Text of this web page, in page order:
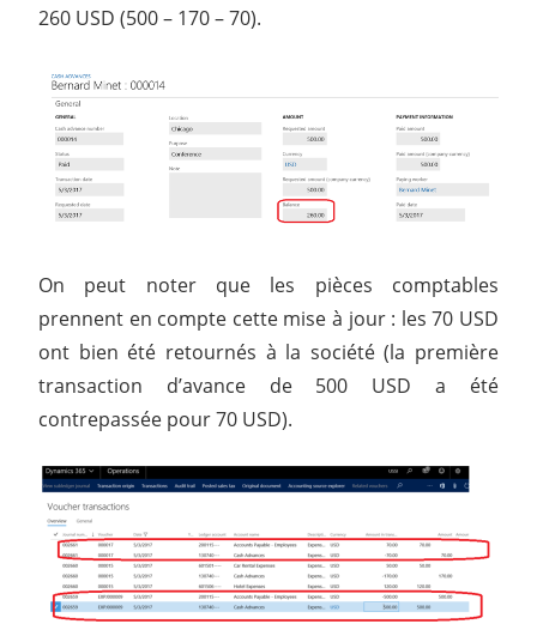
260 USD (500 – 170 – 70).
On peut noter que les pièces comptables
prennent en compte cette mise à jour : les 70 USD
ont bien été retournés à la société (la première
transaction d’avance de 500 USD a été
contrepassée pour 70 USD).